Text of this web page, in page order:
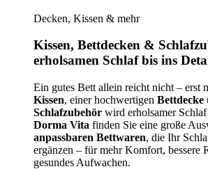
Decken, Kissen & mehr
Kissen, Bettdecken &
erholsamen Schlaf bis ins
Ein gutes Bett allein reicht nicht – erst
Kissen, einer hochwertigen Bettdecke
Schlafzubehör wird erholsamer
Dorma Vita finden Sie eine große
anpassbaren Bettwaren, die Ihr
ergänzen – für mehr Komfort, bessere
gesundes Aufwachen.